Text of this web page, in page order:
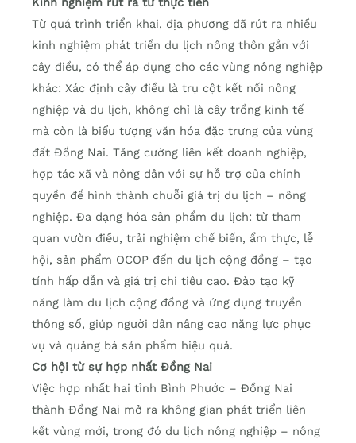
Từ quá trình triển khai, địa phương đã rút ra nhiều
kinh nghiệm phát triển du lịch nông thôn gắn với
cây điều, có thể áp dụng cho các vùng nông nghiệp
khác: Xác định cây điều là trụ cột kết nối nông
nghiệp và du lịch, không chỉ là cây trồng kinh tế
mà còn là biểu tượng văn hóa đặc trưng của vùng
đất Đồng Nai. Tăng cường liên kết doanh nghiệp,
hợp tác xã và nông dân với sự hỗ trợ của chính
quyền để hình thành chuỗi giá trị du lịch – nông
nghiệp. Đa dạng hóa sản phẩm du lịch: từ tham
quan vườn điều, trải nghiệm chế biến, ẩm thực, lễ
hội, sản phẩm OCOP đến du lịch cộng đồng – tạo
tính hấp dẫn và giá trị chi tiêu cao. Đào tạo kỹ
năng làm du lịch cộng đồng và ứng dụng truyền
thông số, giúp người dân nâng cao năng lực phục
vụ và quảng bá sản phẩm hiệu quả.
Cơ hội từ sự hợp nhất Đồng Nai
Việc hợp nhất hai tỉnh Bình Phước – Đồng Nai
thành Đồng Nai mở ra không gian phát triển liên
kết vùng mới, trong đó du lịch nông nghiệp – nông